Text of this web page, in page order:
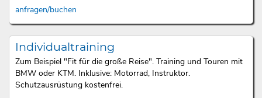
anfragen/buchen
Individualtraining
Zum Beispiel "Fit für die große Reise". Training und Touren mit
BMW oder KTM. Inklusive: Motorrad, Instruktor.
Schutzausrüstung kostenfrei.